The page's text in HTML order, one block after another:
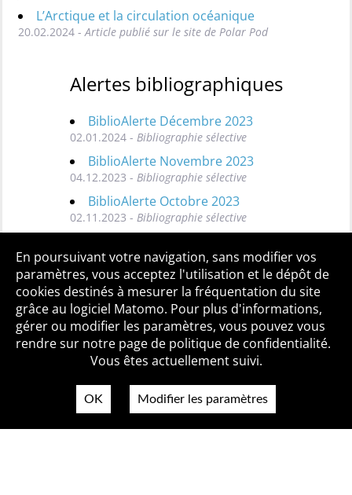
L’Arctique et la circulation océanique
20.02.2024 - Article publié sur le site de Polar Pod
Alertes bibliographiques
BiblioAlerte Décembre 2023
02.01.2024 - Bibliographie sélective
BiblioAlerte Novembre 2023
04.12.2023 - Bibliographie sélective
BiblioAlerte Octobre 2023
02.11.2023 - Bibliographie sélective
Toutes les BiblioAlertes
Qui sommes-nous ? Mentions légales
Accessibilité
Politique de confidentialité
Contact
En poursuivant votre navigation, sans modifier vos
paramètres, vous acceptez l'utilisation et le dépôt de
cookies destinés à mesurer la fréquentation du site
grâce au logiciel Matomo. Pour plus d'informations,
gérer ou modifier les paramètres, vous pouvez vous
rendre sur notre page de politique de confidentialité.
Vous êtes actuellement suivi.
OK Modifier les paramètres